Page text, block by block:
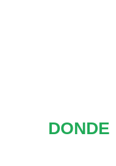
DONDE